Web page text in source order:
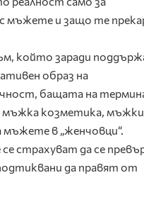
мъжете и защо те
който заради
образ на
бащата на
мъжка козметика, мъжки
мъжете в „женчовци“.
страхуват да се
да правят от